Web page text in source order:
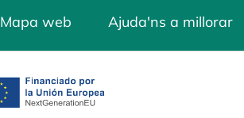
Mapa web Ajuda'ns a millorar
opens in a new tab